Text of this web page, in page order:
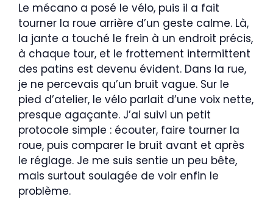
Le mécano a posé le vélo, puis il a fait
tourner la roue arrière d’un geste calme. Là,
la jante a touché le frein à un endroit précis,
à chaque tour, et le frottement intermittent
des patins est devenu évident. Dans la rue,
je ne percevais qu’un bruit vague. Sur le
pied d’atelier, le vélo parlait d’une voix nette,
presque agaçante. J’ai suivi un petit
protocole simple : écouter, faire tourner la
roue, puis comparer le bruit avant et après
le réglage. Je me suis sentie un peu bête,
mais surtout soulagée de voir enfin le
problème.